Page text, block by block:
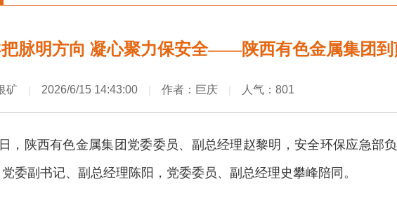
脉明方向 凝心聚力保安全——陕西有色金属集团
矿 | 2026/6/15 14:43:00 | 作者：巨庆 | 人气：801
，陕西有色金属集团党委委员、副总经理赵黎明，安全环保应急部
委副书记、副总经理陈阳，党委委员、副总经理史攀峰陪同。